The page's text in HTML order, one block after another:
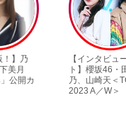
【インタビューフォ
ト】櫻坂46・田村保
乃、山崎天＜TGC
2023 A／W＞